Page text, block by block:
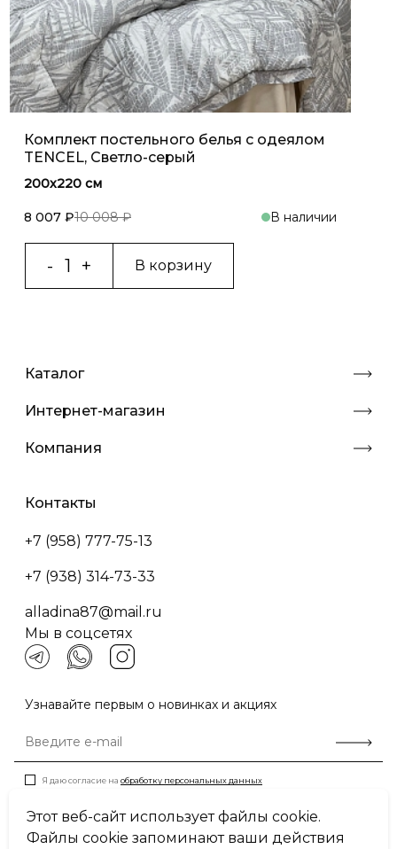
Комплект постельного белья с одеялом
TENCEL, Светло-серый
200x220 см
8 007 ₽10 008 ₽ В наличии
В корзину
Каталог
Интернет-магазин
Компания
Контакты
+7 (958) 777-75-13
+7 (938) 314-73-33
alladina87@mail.ru
Мы в соцсетях
Узнавайте первым о новинках и акциях
Я даю согласие на обработку персональных данных
Этот веб-сайт использует файлы cookie.
Файлы cookie запоминают ваши действия